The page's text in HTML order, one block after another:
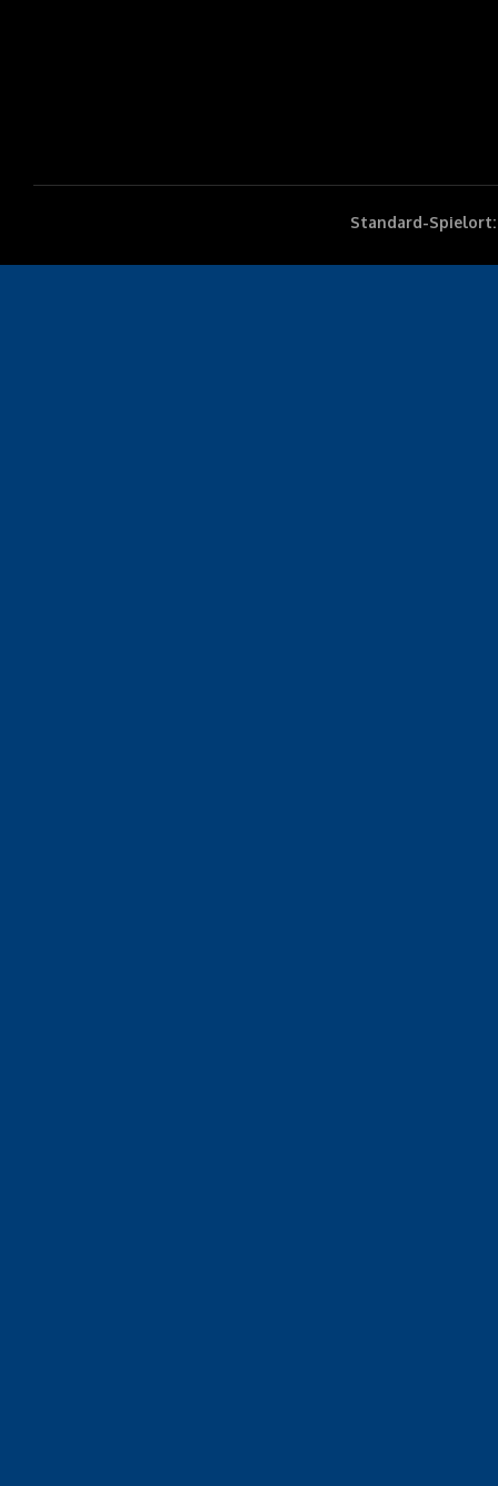
Standard-Spielort: